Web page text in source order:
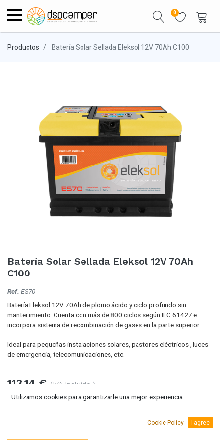
0
Productos Batería Solar Sellada Eleksol 12V 70Ah C100
Batería Solar Sellada Eleksol 12V 70Ah
C100
Ref. ES70
Batería Eleksol 12V 70Ah de plomo ácido y ciclo profundo sin
mantenimiento. Cuenta con más de 800 ciclos según IEC 61427 e
incorpora sistema de recombinación de gases en la parte superior.
Ideal para pequeñas instalaciones solares, pastores eléctricos , luces
de emergencia, telecomunicaciones, etc.
113,14 € (IVA Incluido.)
93,50€ (Sin IVA)
Utilizamos cookies para garantizarle una mejor experiencia.
Cookie Policy I agree